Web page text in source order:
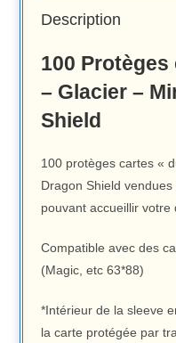
Description
100
– Glacier –
Shield
100 protèges cartes «
Dragon Shield
pouvant accueillir votre
Compatible avec des
(Magic, etc 63*88)
*Intérieur de la sleeve
la carte protégée par